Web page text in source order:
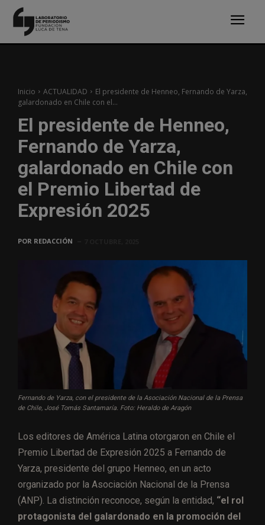
Inicio ACTUALIDAD
El presidente de Henneo, Fernando de Yarza,
galardonado en Chile con el...
El presidente de Henneo,
Fernando de Yarza,
galardonado en Chile con
el Premio Libertad de
Expresión 2025
POR REDACCIÓN
Fernando de Yarza, con el presidente de la Asociación Nacional de la Prensa
de Chile, José Tomás Santamaría. Foto: Heraldo de Aragón
Los editores de América Latina otorgaron en Chile el
Premio Libertad de Expresión 2025 a Fernando de
Yarza, presidente del grupo Henneo, en un acto
organizado por la Asociación Nacional de la Prensa
(ANP). La distinción reconoce, según la entidad, “el rol
protagonista del galardonado en la promoción del